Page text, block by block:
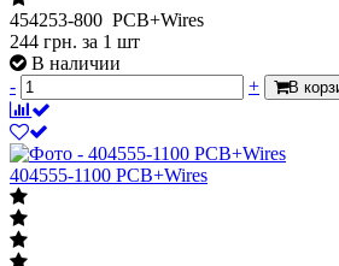
454253-800 PCB+Wires
244 грн. за 1 шт
В наличии
-
+ В
404555-1100 PCB+Wires